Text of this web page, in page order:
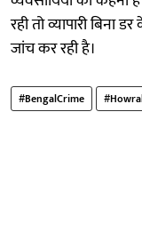
रही तो व्यापारी
जांच कर रही है।
#BengalCrime